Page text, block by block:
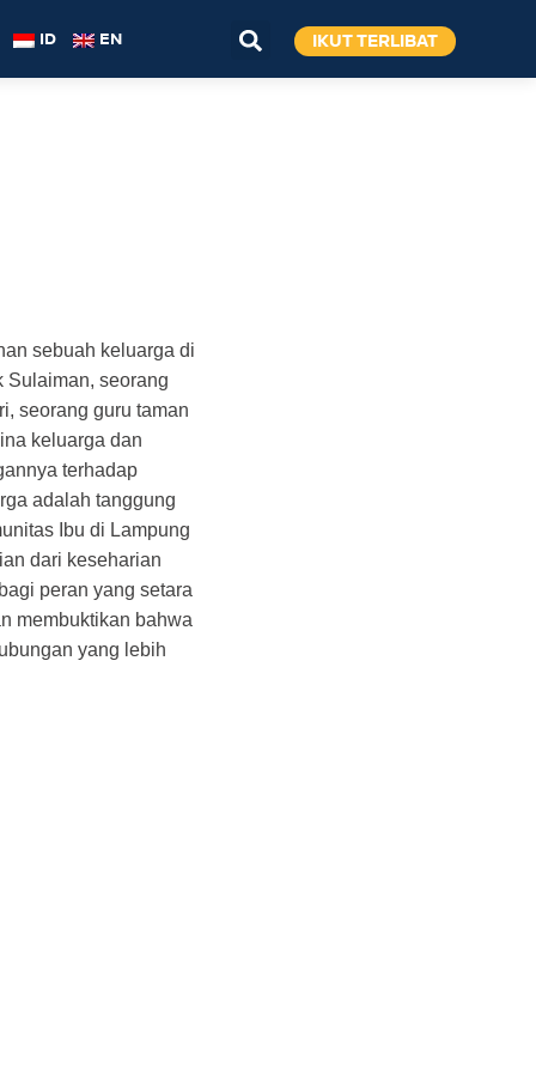
ID EN IKUT TERLIBAT
sebuah keluarga di
Sulaiman, seorang
seorang guru taman
keluarga dan
terhadap
adalah tanggung
Ibu di Lampung
dari keseharian
peran yang setara
membuktikan bahwa
yang lebih